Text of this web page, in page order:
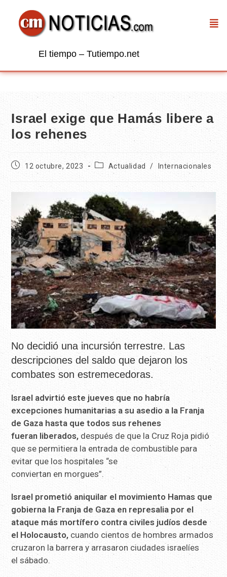
El tiempo – Tutiempo.net
Israel exige que Hamás libere a
los rehenes
12 octubre, 2023 Actualidad / Internacionales
No decidió una incursión terrestre. Las
descripciones del saldo que dejaron los
combates son estremecedoras.
Israel advirtió este jueves que no habría
excepciones humanitarias a su asedio a la Franja
de Gaza hasta que todos sus rehenes
fueran liberados, después de que la Cruz Roja pidió
que se permitiera la entrada de combustible para
evitar que los hospitales “se
conviertan en morgues”.
Israel prometió aniquilar el movimiento Hamas que
gobierna la Franja de Gaza en represalia por el
ataque más mortífero contra civiles judíos desde
el Holocausto, cuando cientos de hombres armados
cruzaron la barrera y arrasaron ciudades israelíes
el sábado.